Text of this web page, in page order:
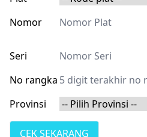
Nomor
Seri
No rangka
Provinsi